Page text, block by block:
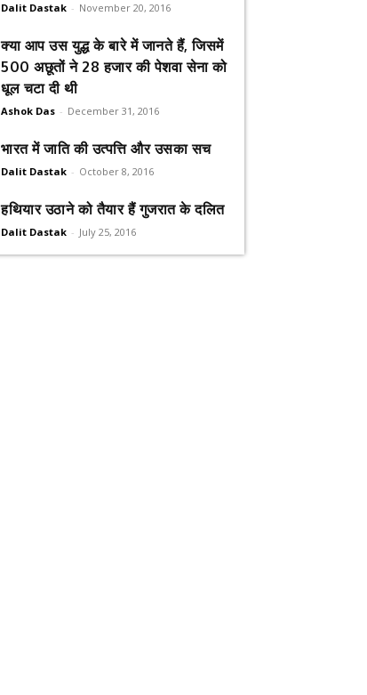
Dalit Dastak - November 20, 2016
क्या आप उस युद्ध के बारे में जानते हैं, जिसमें
500 अछूतों ने 28 हजार की पेशवा सेना को
धूल चटा दी थी
Ashok Das - December 31, 2016
भारत में जाति की उत्पत्ति और उसका सच
Dalit Dastak - October 8, 2016
हथियार उठाने को तैयार हैं गुजरात के दलित
Dalit Dastak - July 25, 2016